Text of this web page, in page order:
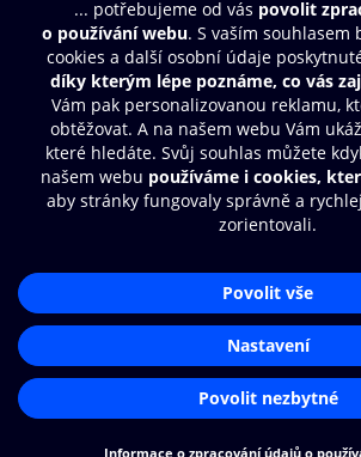
Obsah ke stažení
Moje O2 Knihovna
Další zábava
© O2 Czech Republic a.s.
Přístupnost
Zásady zpracování osobních údajů
Nastavení cookies
Aplikace O2
Čti a poslouchej
audioknihy